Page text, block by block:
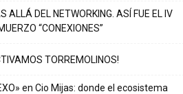
ALLÁ DEL NETWORKING. ASÍ FUE EL IV
“CONEXIONES”
TORREMOLINOS!
en Cio Mijas: donde el ecosistema